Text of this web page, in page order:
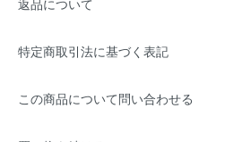
返品について
特定商取引法に基づく表記
この商品について問い合わせる